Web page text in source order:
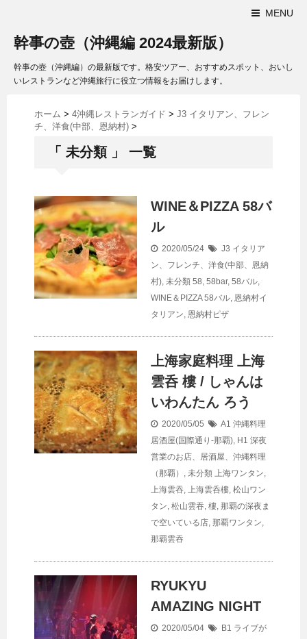
MENU
幹事の壺（沖縄編 2024最新版）
幹事の壺（沖縄編）の最新版です。格安ツアー、おすすめスポット、おいし
いレストランなど沖縄旅行に役立つ情報をお届けします。
ホーム > 4沖縄レストランガイド > J3 イタリアン、フレン
チ、洋食(中部、恩納村) >
「 未分類 」 一覧
WINE＆PIZZA 58バ
ル
2020/05/24
J3 イタリア
ン、フレンチ、洋食(中部、恩納
村), 未分類 58, 58bar, 58バル,
WINE＆PIZZA 58バル, 恩納村イ
タリアン, 恩納村ピザ
上海家庭料理 上海
雲呑 樓 / しゃんは
いわんたん ろう
2020/05/05
A1 沖縄料理
居酒屋(国際通り-那覇), H1 深夜
営業のお店、居酒屋、沖縄料理
（那覇） , 未分類 上海ワンタン,
上海雲吞, 上海雲呑樓, 松山ワン
タン, 松山雲吞, 樓, 那覇の深夜ま
で空いている店, 那覇ワンタン,
那覇雲吞
RYUKYU
AMAZING NIGHT
2020/05/04
B1 ライブが